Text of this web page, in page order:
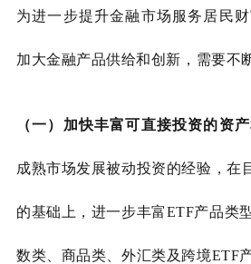
为进一步提升金融市场服务居民
加大金融产品供给和创新，需要不
（一）加快丰富可直接投资的资
成熟市场发展被动投资的经验，在
的基础上，进一步丰富ETF产品类
数类、商品类、外汇类及跨境ETF